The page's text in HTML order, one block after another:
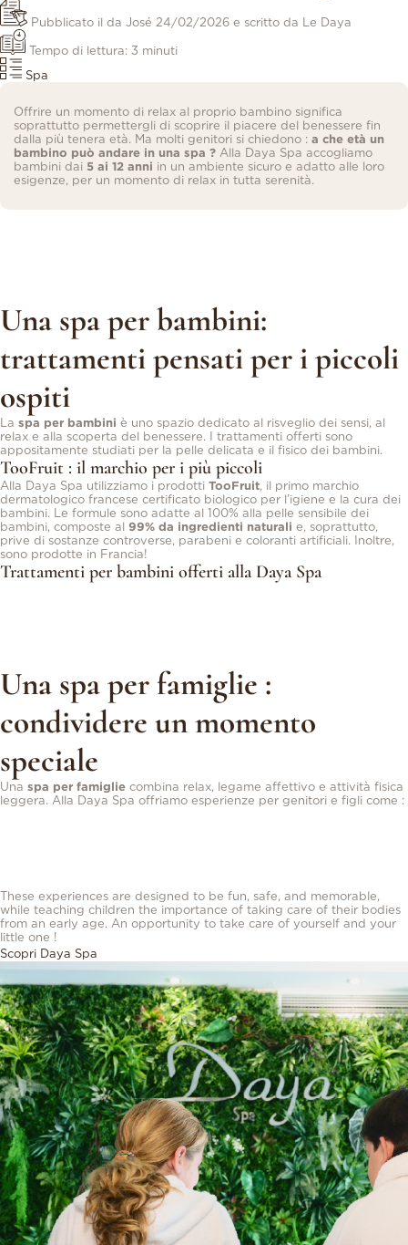
Pubblicato il da José 24/02/2026 e scritto da Le Daya
Tempo di lettura: 3 minuti
Spa
Offrire un momento di relax al proprio bambino significa
soprattutto permettergli di scoprire il piacere del benessere fin
dalla più tenera età. Ma molti genitori si chiedono : a che età un
bambino può andare in una spa ? Alla Daya Spa accogliamo
bambini dai 5 ai 12 anni in un ambiente sicuro e adatto alle loro
esigenze, per un momento di relax in tutta serenità.
Una spa per bambini:
trattamenti pensati per i piccoli
ospiti
La spa per bambini è uno spazio dedicato al risveglio dei sensi, al
relax e alla scoperta del benessere. I trattamenti offerti sono
appositamente studiati per la pelle delicata e il fisico dei bambini.
TooFruit : il marchio per i più piccoli
Alla Daya Spa utilizziamo i prodotti TooFruit, il primo marchio
dermatologico francese certificato biologico per l’igiene e la cura dei
bambini. Le formule sono adatte al 100% alla pelle sensibile dei
bambini, composte al 99% da ingredienti naturali e, soprattutto,
prive di sostanze controverse, parabeni e coloranti artificiali. Inoltre,
sono prodotte in Francia!
Trattamenti per bambini offerti alla Daya Spa
Una spa per famiglie :
condividere un momento
speciale
Una spa per famiglie combina relax, legame affettivo e attività fisica
leggera. Alla Daya Spa offriamo esperienze per genitori e figli come :
These experiences are designed to be fun, safe, and memorable,
while teaching children the importance of taking care of their bodies
from an early age. An opportunity to take care of yourself and your
little one !
Scopri Daya Spa